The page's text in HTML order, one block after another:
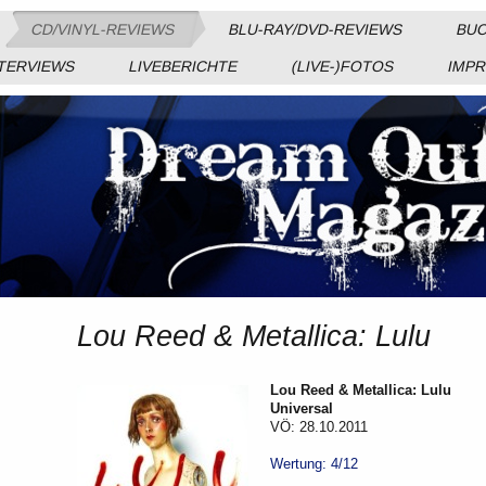
CD/VINYL-REVIEWS BLU-RAY/DVD-REVIEWS
LIVEBERICHTE (LIVE-)FOTOS
Lou Reed & Metallica: Lulu
Lou Reed & Metallica: Lulu
Universal
VÖ: 28.10.2011
Wertung: 4/12